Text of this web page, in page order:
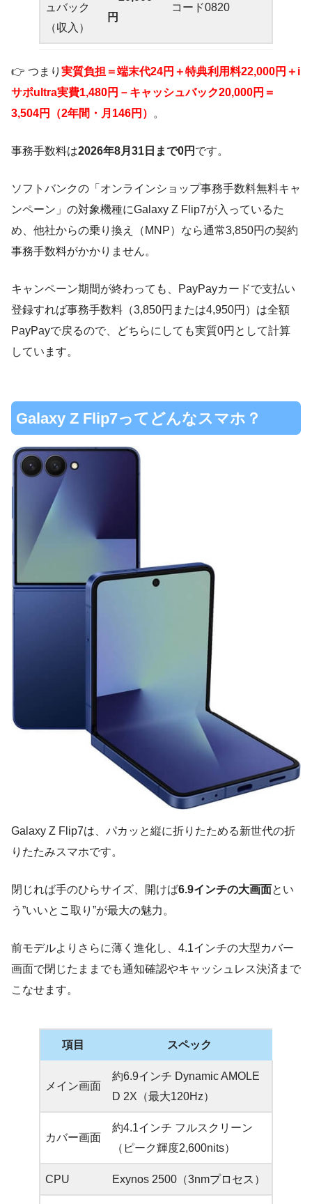
ュバック
（収入）
円
コード0820
👉 つまり 実質負担＝端末代24円＋特典利用料22,000円＋i
サポultra実費1,480円－キャッシュバック20,000円＝
3,504円（2年間・月146円）
。
事務手数料は2026年8月31日まで0円 です。
ソフトバンクの「オンラインショップ事務手数料無料キャ
ンペーン」の対象機種にGalaxy Z Flip7が入っているた
め、他社からの乗り換え（MNP）なら通常3,850円の契約
事務手数料がかかりません。
キャンペーン期間が終わっても、PayPayカードで支払い
登録すれば事務手数料（3,850円または4,950円）は全額
PayPayで戻るので、どちらにしても実質0円として計算
しています。
Galaxy Z Flip7ってどんなスマホ？
Galaxy Z Flip7は、パカッと縦に折りたためる新世代の折
りたたみスマホです。
閉じれば手のひらサイズ、開けば6.9インチの大画面とい
う”いいとこ取り”が最大の魅力。
前モデルよりさらに薄く進化し、4.1インチの大型カバー
画面で閉じたままでも通知確認やキャッシュレス決済まで
こなせます。
項目 スペック
メイン画面
約6.9インチ Dynamic AMOLE
D 2X（最大120Hz）
カバー画面
約4.1インチ フルスクリーン
（ピーク輝度2,600nits）
CPU Exynos 2500（3nmプロセス）